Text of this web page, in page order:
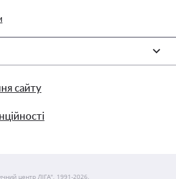
сайту
центр ЛІГА", 1991-2026.